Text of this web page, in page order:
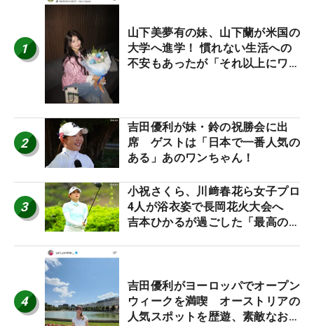
1
山下美夢有の妹、山下蘭が米国の
大学へ進学！ 慣れない生活への
不安もあったが「それ以上にワク
2
吉田優利が妹・鈴の祝勝会に出
席 ゲストは「日本で一番人気の
ある」あのワンちゃん！
3
小祝さくら、川﨑春花ら女子プロ
4人が浴衣姿で長岡花火大会へ
吉本ひかるが過ごした「最高の夏
4
吉田優利がヨーロッパでオープン
ウィークを満喫 オーストリアの
人気スポットを歴遊、素敵なお土